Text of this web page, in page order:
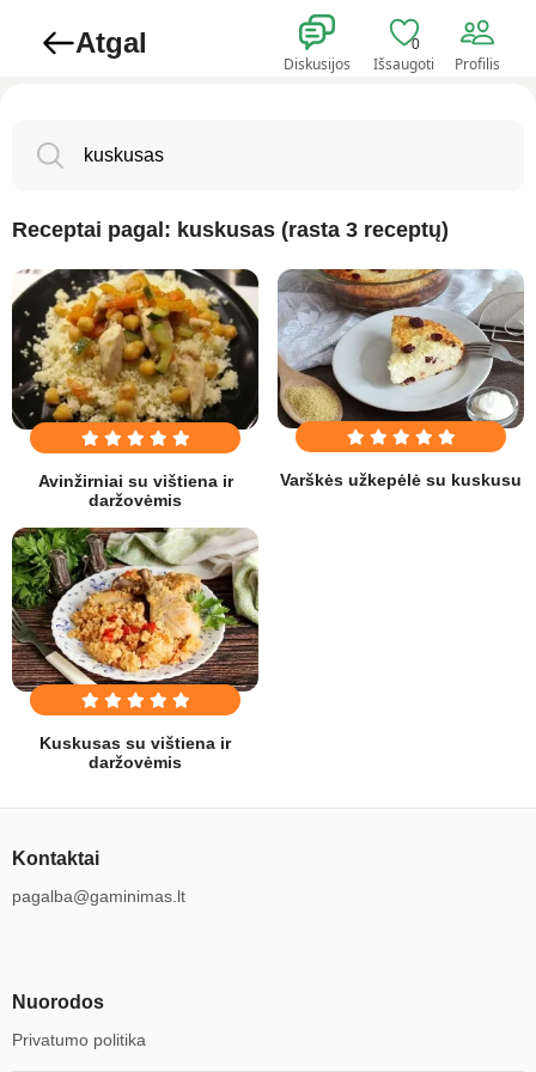
Atgal
Diskusijos
0
Išsaugoti Profilis
Receptai pagal: kuskusas (rasta 3 receptų)
Avinžirniai su vištiena ir
daržovėmis
Varškės užkepėlė su kuskusu
Kuskusas su vištiena ir
daržovėmis
Kontaktai
pagalba@gaminimas.lt
Nuorodos
Privatumo politika